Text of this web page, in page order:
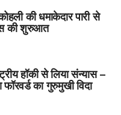
की धमाकेदार पारी से
की शुरुआत
हॉकी से लिया संन्यास –
का गुरुमुखी विदा